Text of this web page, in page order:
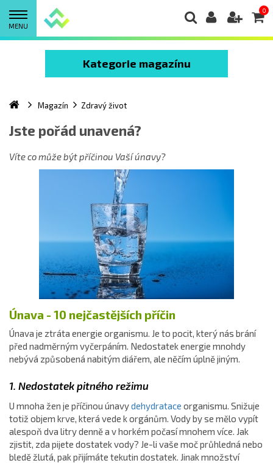
MENU
0
Kategorie magazínu
Magazín Zdravý život
Jste pořád unavená?
Víte co může být příčinou Vaší únavy?
Únava - 10 nejčastějších příčin
Únava je ztráta energie organismu. Je to pocit, který nás brání
před nadměrným vyčerpáním. Nedostatek energie mnohdy
nebývá způsobená nabitým diářem, ale něčím úplně jiným.
1. Nedostatek pitného režimu
U mnoha žen je příčinou únavydehydratace organismu. Snižuje
totiž objem krve, která vede k orgánům. Vody by se mělo vypít
alespoň dva litry denně a v horkém počasí mnohem více. Jak
zjistit, zda pijete dostatek vody? Je-li vaše moč průhledná nebo
bledě žlutá, pak přijímáte tekutin dostatek. Jinak množství